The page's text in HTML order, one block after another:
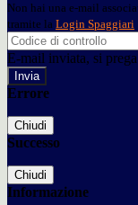
Non hai una e-mail
tramite la Login Spaggiari
E-mail inviata, si
Errore
Chiudi
Successo
Chiudi
Informazione